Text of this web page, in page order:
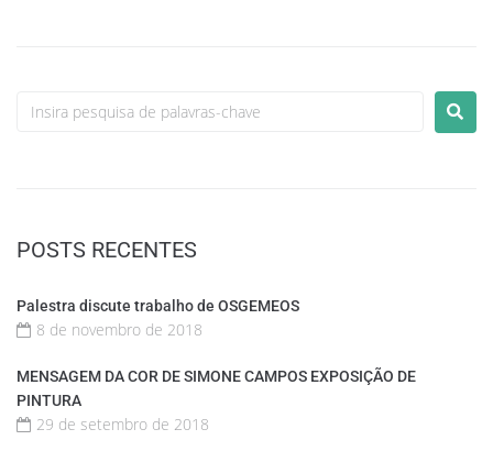
POSTS RECENTES
Palestra discute trabalho de OSGEMEOS
8 de novembro de 2018
MENSAGEM DA COR DE SIMONE CAMPOS EXPOSIÇÃO DE
PINTURA
29 de setembro de 2018